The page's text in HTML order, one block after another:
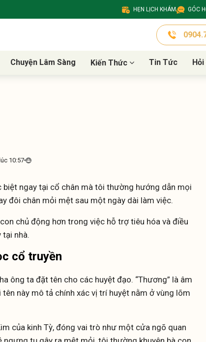
HẸN LỊCH KHÁM GÓC
Chuyện Lâm Sàng Kiến Thức Tin Tức
10:57
ngay tại cổ chân mà tôi thường hướng dẫn mọi
đôi chân mỏi mệt sau một ngày dài làm việc.
chủ động hơn trong việc hỗ trợ tiêu hóa và điều
tại nhà.
cổ truyền
ông ta đặt tên cho các huyệt đạo. “Thương” là âm
này mô tả chính xác vị trí huyệt nằm ở vùng lõm
của kinh Tỳ, đóng vai trò như một cửa ngõ quan